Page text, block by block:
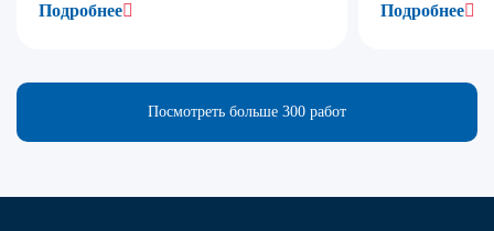
Подробнее Подробнее
Посмотреть больше 300 работ